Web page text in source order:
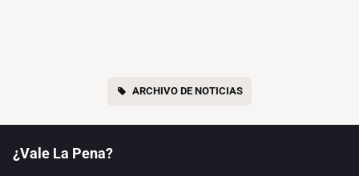
ARCHIVO DE NOTICIAS
¿Vale La Pena?